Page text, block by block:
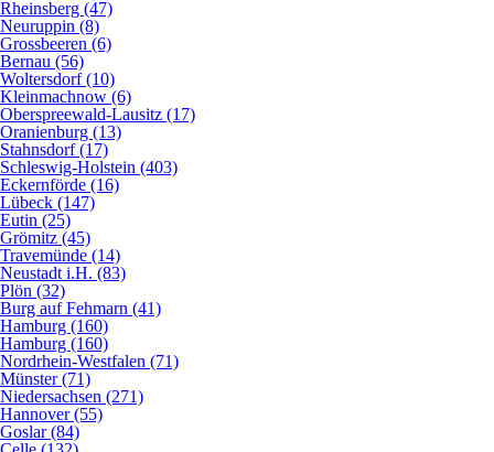
Rheinsberg (47)
Neuruppin (8)
Grossbeeren (6)
Bernau (56)
Woltersdorf (10)
Kleinmachnow (6)
Oberspreewald-Lausitz (17)
Oranienburg (13)
Stahnsdorf (17)
Schleswig-Holstein (403)
Eckernförde (16)
Lübeck (147)
Eutin (25)
Grömitz (45)
Travemünde (14)
Neustadt i.H. (83)
Plön (32)
Burg auf Fehmarn (41)
Hamburg (160)
Hamburg (160)
Nordrhein-Westfalen (71)
Münster (71)
Niedersachsen (271)
Hannover (55)
Goslar (84)